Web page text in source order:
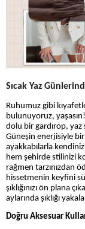
Sıcak Yaz
Ruhumuz gibi
bulunuyoruz,
dolu bir gardırop, yaz
Güneşin enerjisiyle
ayakkabılarla
hem şehirde stilinizi
rağmen tarzınızdan
hissetmenin keyfini
şıklığınızı ön plana
aylarında şıklığı
Doğru Aksesuar